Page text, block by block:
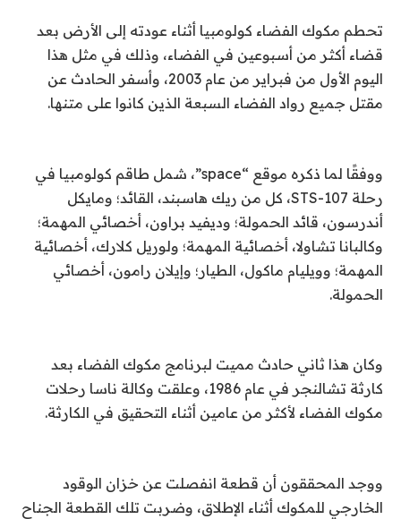
تحطم مكوك الفضاء كولومبيا أثناء عودته إلى الأرض بعد
قضاء أكثر من أسبوعين في الفضاء، وذلك في مثل هذا
اليوم الأول من فبراير من عام 2003، وأسفر الحادث عن
مقتل جميع رواد الفضاء السبعة الذين كانوا على متنها.
ووفقًا لما ذكره موقع “space”، شمل طاقم كولومبيا في
رحلة STS-107، كل من ريك هاسبند، القائد؛ ومايكل
أندرسون، قائد الحمولة؛ وديفيد براون، أخصائي المهمة؛
وكالبانا تشاولا، أخصائية المهمة؛ ولوريل كلارك، أخصائية
المهمة؛ وويليام ماكول، الطيار؛ وإيلان رامون، أخصائي
الحمولة.
وكان هذا ثاني حادث مميت لبرنامج مكوك الفضاء بعد
كارثة تشالنجر في عام 1986، وعلقت وكالة ناسا رحلات
مكوك الفضاء لأكثر من عامين أثناء التحقيق في الكارثة.
ووجد المحققون أن قطعة انفصلت عن خزان الوقود
الخارجي للمكوك أثناء الإطلاق، وضربت تلك القطعة الجناح